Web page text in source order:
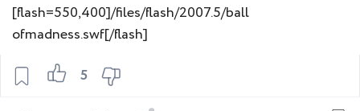
5
[flash=550,400]/files/flash/2007.5/ball
ofmadness.swf[/flash]